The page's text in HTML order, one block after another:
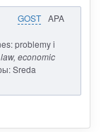
GOST APA
problemy i
economic
Sreda